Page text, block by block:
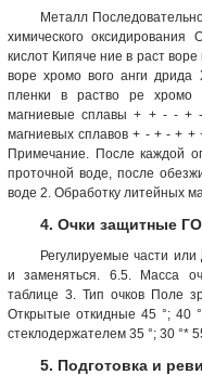
Металл
химического
кислот Кипяче ние в раст
воре хромо вого анги
пленки в раство ре хромо
магниевые сплавы + + - - +
магниевых сплавов + - + - +
Примечание. После каждой
проточной воде, после
воде 2. Обработку литейных
4. Очки защитные
Регулируемые части или
и заменяться. 6.5. Масса
таблице 3. Тип очков Поле
Открытые откидные 45 °; 40
стеклодержателем 35 °; 30 °*
5. Подготовка и